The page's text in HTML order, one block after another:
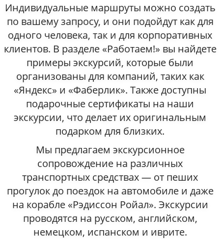
Индивидуальные маршруты можно создать
по вашему запросу, и они подойдут как для
одного человека, так и для корпоративных
клиентов. В разделе «Работаем!» вы найдете
примеры экскурсий, которые были
организованы для компаний, таких как
«Яндекс» и «Фаберлик». Также доступны
подарочные сертификаты на наши
экскурсии, что делает их оригинальным
подарком для близких.
Мы предлагаем экскурсионное
сопровождение на различных
транспортных средствах — от пеших
прогулок до поездок на автомобиле и даже
на корабле «Рэдиссон Ройал». Экскурсии
проводятся на русском, английском,
немецком, испанском и иврите.